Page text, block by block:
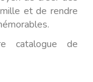
et de rendre
catalogue de